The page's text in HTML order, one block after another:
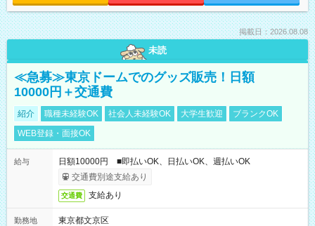
掲載日：2026.08.08
未読
≪急募≫東京ドームでのグッズ販売！日額
10000円＋交通費
紹介 職種未経験OK 社会人未経験OK 大学生歓迎
ブランクOK
WEB登録・面接OK
給与
日額10000円 ■即払いOK、日払いOK、週払いOK
交通費別途支給あり
交通費 支給あり
勤務地
東京都文京区